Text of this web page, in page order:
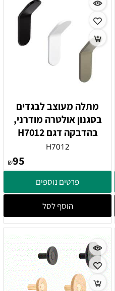
מתלה מעוצב לבגדים
בסגנון אולטרה מודרני,
בהדבקה דגם H7012
H7012
₪95
פרטים נוספים
הוסף לסל